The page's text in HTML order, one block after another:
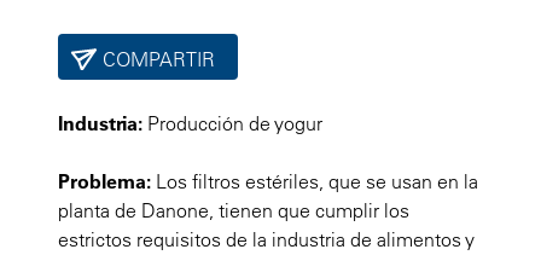
COMPARTIR
Industria: Producción de yogur
Problema: Los filtros estériles, que se usan en la
planta de Danone, tienen que cumplir los
estrictos requisitos de la industria de alimentos y